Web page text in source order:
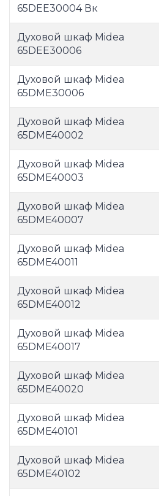
65DEE30004 Вк
Духовой шкаф Midea
65DEE30006
Духовой шкаф Midea
65DME30006
Духовой шкаф Midea
65DME40002
Духовой шкаф Midea
65DME40003
Духовой шкаф Midea
65DME40007
Духовой шкаф Midea
65DME40011
Духовой шкаф Midea
65DME40012
Духовой шкаф Midea
65DME40017
Духовой шкаф Midea
65DME40020
Духовой шкаф Midea
65DME40101
Духовой шкаф Midea
65DME40102